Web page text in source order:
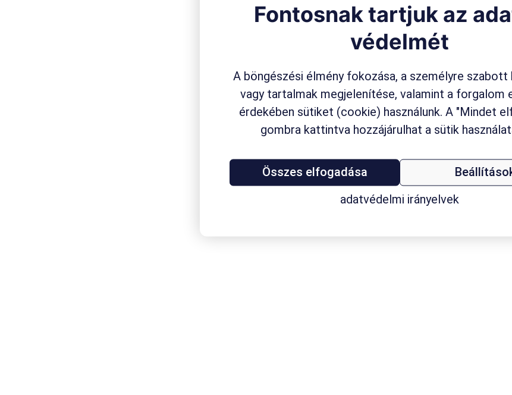
Fontosnak tartjuk az
védelmét
A böngészési élmény fokozása, a személyre szabott
vagy tartalmak megjelenítése, valamint a forgalom
érdekében sütiket (cookie) használunk. A "Mindet
gombra kattintva hozzájárulhat a sütik
Összes elfogadása
adatvédelmi irányelvek